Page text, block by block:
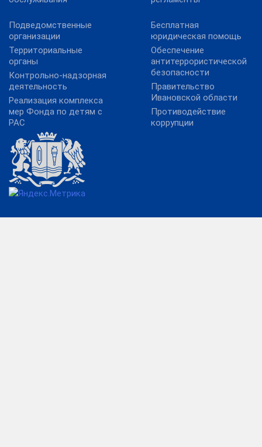
Подведомственные
организации
Территориальные
органы
Контрольно-надзорная
деятельность
Реализация комплекса
мер Фонда по детям с
РАС
Бесплатная
юридическая помощь
Обеспечение
антитеррористической
безопасности
Правительство
Ивановской области
Противодействие
коррупции